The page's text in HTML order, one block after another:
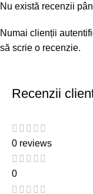
Nu există recenzii
Numai clienții
să scrie o recenzie.
Recenzii
0 reviews
0